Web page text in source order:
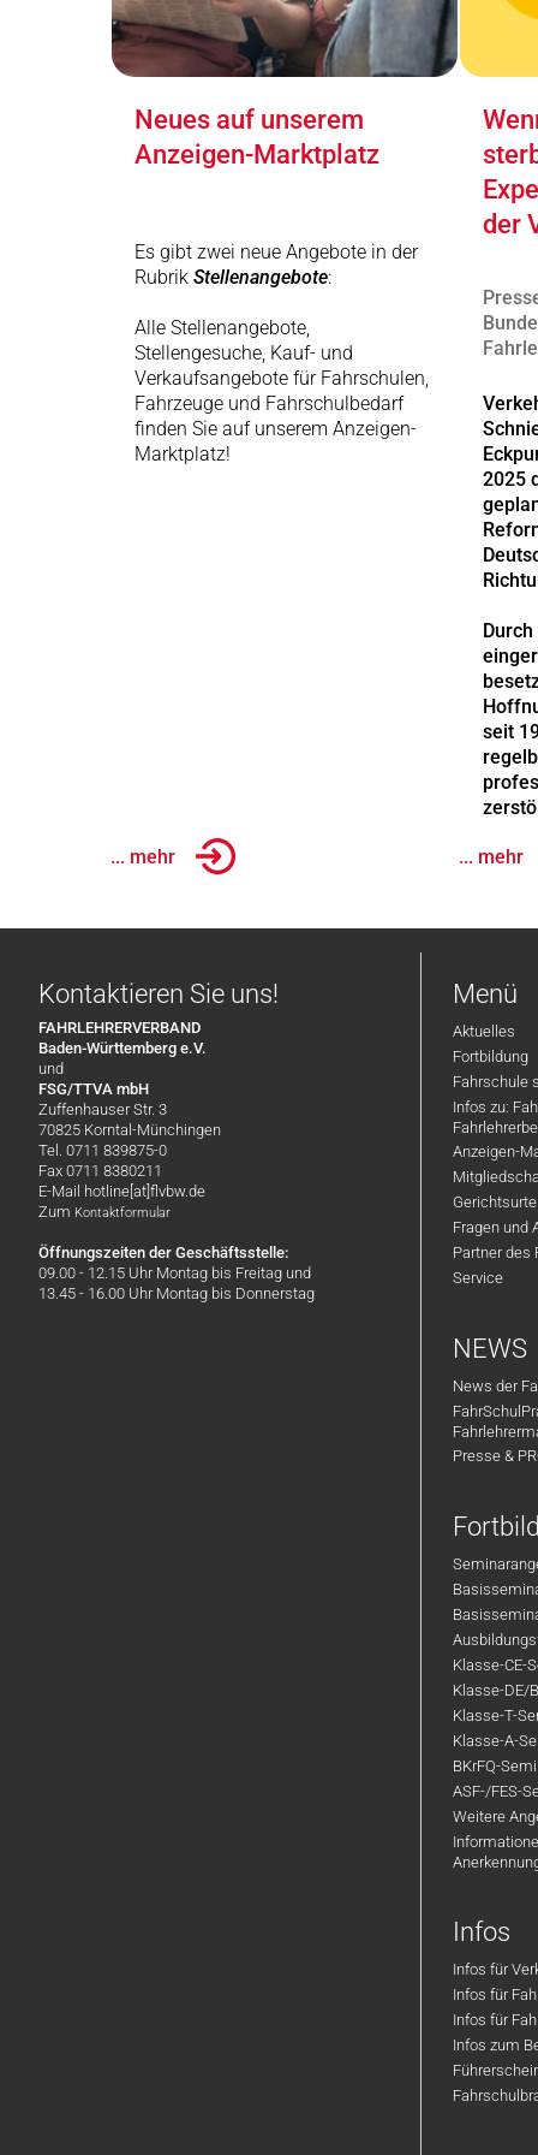
Neues auf unserem
Anzeigen-Marktplatz
Es gibt zwei neue Angebote in der
Rubrik Stellenangebote:
Alle Stellenangebote,
Stellengesuche, Kauf- und
Verkaufsangebote für Fahrschulen,
Fahrzeuge und Fahrschulbedarf
finden Sie auf unserem Anzeigen-
Marktplatz!
... mehr
der
2025
seit
... mehr
Kontaktieren Sie uns!
FAHRLEHRERVERBAND
Baden-Württemberg e.V.
und
FSG/TTVA mbH
Zuffenhauser Str. 3
70825 Korntal-Münchingen
Tel. 0711 839875-0
Fax 0711 8380211
E-Mail hotline[at]flvbw.de
Zum Kontaktformular
Öffnungszeiten der Geschäftsstelle:
09.00 - 12.15 Uhr Montag bis Freitag und
13.45 - 16.00 Uhr Montag bis Donnerstag
Menü
Aktuelles
Fortbildung
Fahrschule
Infos zu:
Anzeigen-
Fragen und
Partner des
Service
NEWS
News der
Presse &
Klasse-CE-
Klasse-DE/
Klasse-T-
Klasse-A-
BKrFQ-
ASF-/FES-
Weitere
Infos
Infos für
Infos für
Infos für
Infos zum